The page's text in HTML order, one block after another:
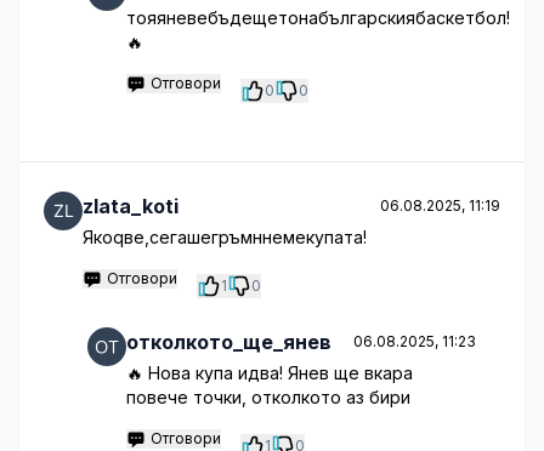
тояяневебъдещетонабългарскиябаскетбол!
🔥
Отговори 0 0
zlata_koti 06.08.2025, 11:19
Якоqве,сегашегръмннемекупата!
Отговори 1 0
отколкото_ще_янев 06.08.2025, 11:23
🔥 Нова купа идва! Янев ще вкара
повече точки, отколкото аз бири
Отговори 1 0